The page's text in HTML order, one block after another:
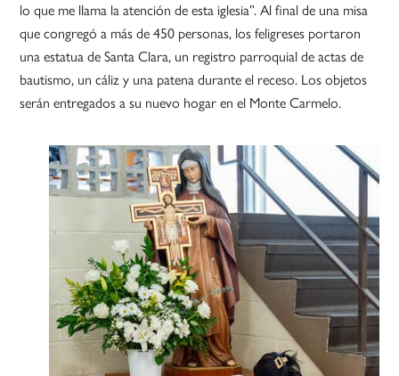
lo que me llama la atención de esta iglesia”. Al final de una misa
que congregó a más de 450 personas, los feligreses portaron
una estatua de Santa Clara, un registro parroquial de actas de
bautismo, un cáliz y una patena durante el receso. Los objetos
serán entregados a su nuevo hogar en el Monte Carmelo.